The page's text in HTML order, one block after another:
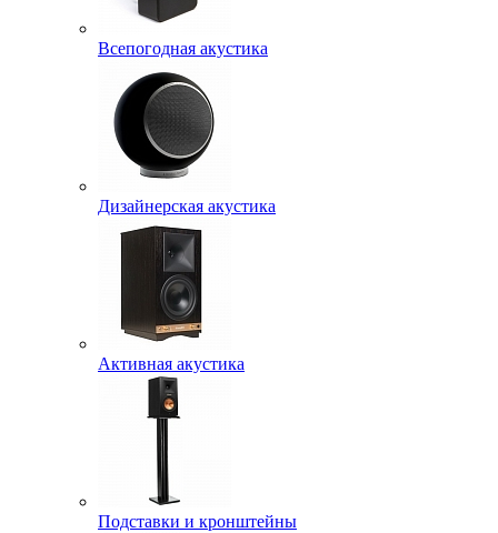
Всепогодная акустика
Дизайнерская акустика
Активная акустика
Подставки и кронштейны